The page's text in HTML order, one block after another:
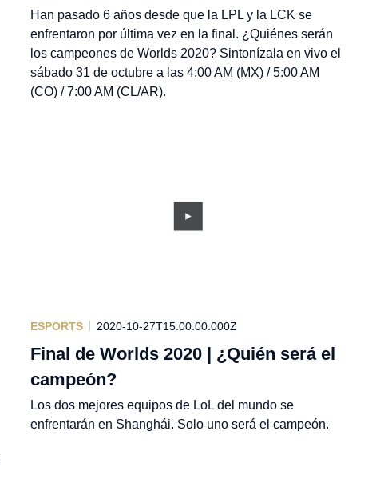
Han pasado 6 años desde que la LPL y la LCK se
enfrentaron por última vez en la final. ¿Quiénes serán
los campeones de Worlds 2020? Sintonízala en vivo el
sábado 31 de octubre a las 4:00 AM (MX) / 5:00 AM
(CO) / 7:00 AM (CL/AR).
ESPORTS 2020-10-27T15:00:00.000Z
Final de Worlds 2020 | ¿Quién será el
campeón?
Los dos mejores equipos de LoL del mundo se
enfrentarán en Shanghái. Solo uno será el campeón.